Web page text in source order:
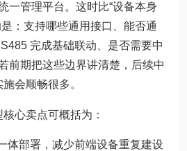
一管理平台。这时比“设备本身
：支持哪些通用接口、能否通
完成基础联动、是否需要中
前期把这些边界讲清楚，后续中
会顺畅很多。
心卖点可概括为：
体部署，减少前端设备重复建设